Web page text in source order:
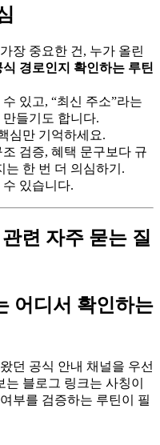
장 중요한 건, 누가 올린
식 경로인지 확인하는 루틴
있고, “최신 주소”라는
들기도 합니다.
심만 기억하세요.
검증, 혜택 문구보다 규
는 한 번 더 의심하기.
있습니다.
련 자주 묻는 질
어디서 확인하는
던 공식 안내 채널을 우선
블로그 링크는 사칭이
부를 검증하는 루틴이 필